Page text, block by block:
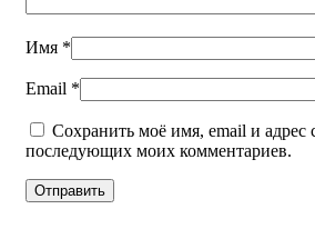
Имя *
Email *
Сохранить моё имя, email и адрес
последующих моих комментариев.